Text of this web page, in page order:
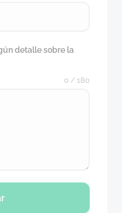
detalle sobre la
0 / 180